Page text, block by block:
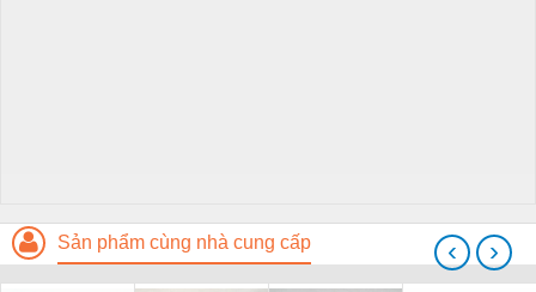
Sản phẩm cùng nhà cung cấp ‹ ›